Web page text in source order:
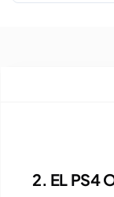
2. EL PS4